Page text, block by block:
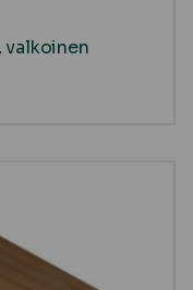
valkoinen